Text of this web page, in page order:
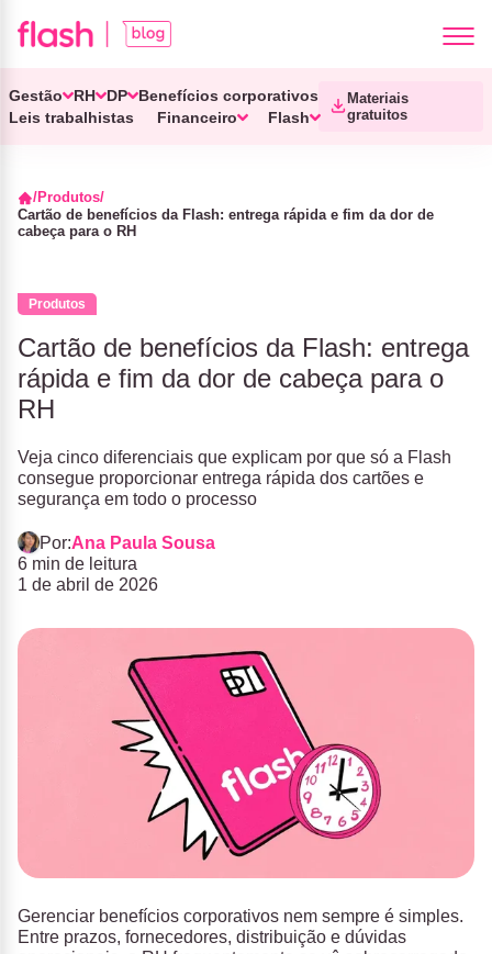
Gestão RH DP
Benefícios corporativos
Leis trabalhistas
Financeiro Flash
Materiais
gratuitos
Produtos
Cartão de benefícios da Flash: entrega rápida e fim da dor de
cabeça para o RH
Produtos
Cartão de benefícios da Flash: entrega
rápida e fim da dor de cabeça para o
RH
Veja cinco diferenciais que explicam por que só a Flash
consegue proporcionar entrega rápida dos cartões e
segurança em todo o processo
Por:Ana Paula Sousa
6 min de leitura
1 de abril de 2026
Gerenciar benefícios corporativos nem sempre é simples.
Entre prazos, fornecedores, distribuição e dúvidas